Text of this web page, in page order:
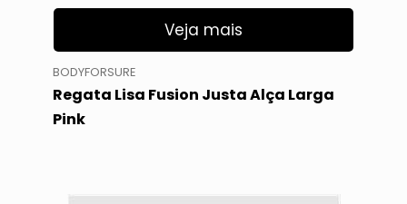
Veja mais
BODYFORSURE
Regata Lisa Fusion Justa Alça Larga
Pink